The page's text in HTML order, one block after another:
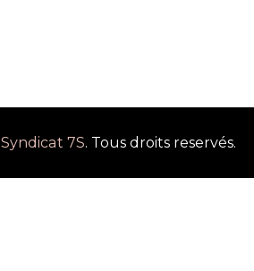
Syndicat 7S. Tous droits reservés.